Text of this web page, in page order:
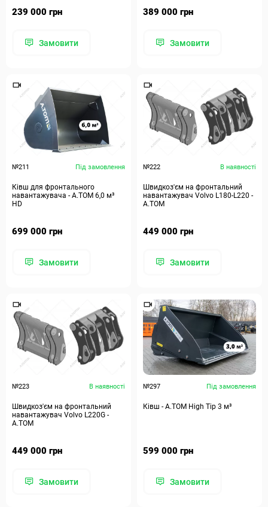
239 000 грн
Замовити
389 000 грн
Замовити
№211 Під замовлення
Ківш для фронтального
навантажувача - А.ТОМ 6,0 м³
HD
699 000 грн
Замовити
№222 В наявності
Швидкоз'єм на фронтальний
навантажувач Volvo L180-L220 -
А.ТОМ
449 000 грн
Замовити
№223 В наявності
Швидкоз'єм на фронтальний
навантажувач Volvo L220G -
А.ТОМ
449 000 грн
Замовити
№297 Під замовлення
Ківш - A.TOM High Tip 3 м³
599 000 грн
Замовити